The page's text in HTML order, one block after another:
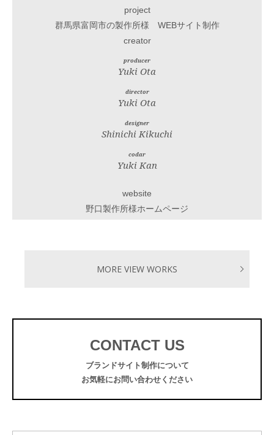
project
群馬県富岡市の製作所様 WEBサイト制作
creator
producer
Yuki Ota
director
Yuki Ota
designer
Shinichi Kikuchi
codar
Yuki Kan
website
野口製作所様ホームページ
MORE VIEW WORKS
CONTACT US
ブランドサイト制作について
お気軽にお問い合わせください